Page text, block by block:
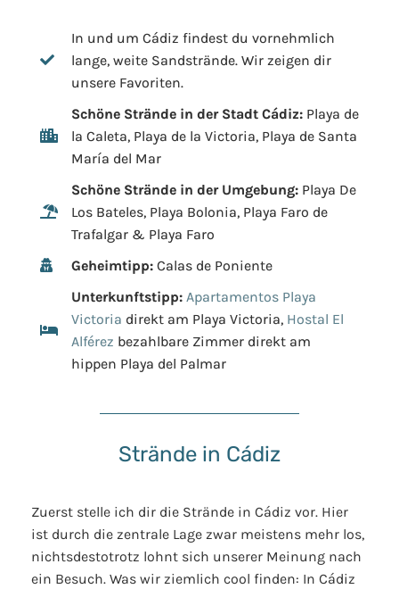
In und um Cádiz findest du vornehmlich
lange, weite Sandstrände. Wir zeigen dir
unsere Favoriten.
Schöne Strände in der Stadt Cádiz: Playa de
la Caleta, Playa de la Victoria, Playa de Santa
María del Mar
Schöne Strände in der Umgebung: Playa De
Los Bateles, Playa Bolonia, Playa Faro de
Trafalgar & Playa Faro
Geheimtipp: Calas de Poniente
Unterkunftstipp: Apartamentos Playa
Victoria direkt am Playa Victoria, Hostal El
Alférez bezahlbare Zimmer direkt am
hippen Playa del Palmar
Strände in Cádiz
Zuerst stelle ich dir die Strände in Cádiz vor. Hier
ist durch die zentrale Lage zwar meistens mehr los,
nichtsdestotrotz lohnt sich unserer Meinung nach
ein Besuch. Was wir ziemlich cool finden: In Cádiz